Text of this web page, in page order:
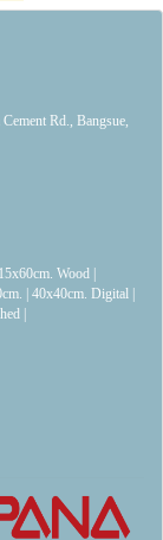
Rd., Bangsue,
15x60cm. Wood
40x40cm. Digital